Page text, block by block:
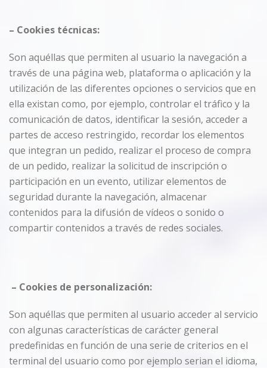
– Cookies técnicas:
Son aquéllas que permiten al usuario la navegación a
través de una página web, plataforma o aplicación y la
utilización de las diferentes opciones o servicios que en
ella existan como, por ejemplo, controlar el tráfico y la
comunicación de datos, identificar la sesión, acceder a
partes de acceso restringido, recordar los elementos
que integran un pedido, realizar el proceso de compra
de un pedido, realizar la solicitud de inscripción o
participación en un evento, utilizar elementos de
seguridad durante la navegación, almacenar
contenidos para la difusión de vídeos o sonido o
compartir contenidos a través de redes sociales.
– Cookies de personalización:
Son aquéllas que permiten al usuario acceder al servicio
con algunas características de carácter general
predefinidas en función de una serie de criterios en el
terminal del usuario como por ejemplo serian el idioma,